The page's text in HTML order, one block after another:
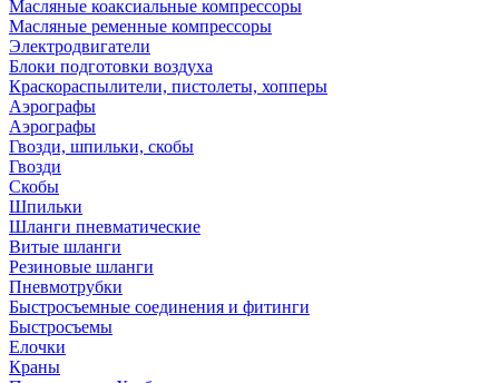
Масляные коаксиальные компрессоры
Масляные ременные компрессоры
Электродвигатели
Блоки подготовки воздуха
Краскораспылители, пистолеты, хопперы
Аэрографы
Аэрографы
Гвозди, шпильки, скобы
Гвозди
Скобы
Шпильки
Шланги пневматические
Витые шланги
Резиновые шланги
Пневмотрубки
Быстросъемные соединения и фитинги
Быстросъемы
Елочки
Краны